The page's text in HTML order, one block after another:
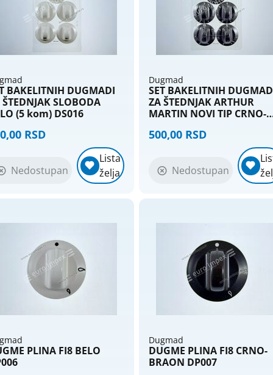
BAKELITNIH DUGMADI
ŠTEDNJAK SLOBODA
(5 kom) DS016
RSD
Nedostupan
Lista
želja
Dugmad
SET BAKELITNIH
ZA ŠTEDNJAK ARTHUR
MARTIN NOVI TIP CRNO-
500,00 RSD
Nedostupan
PLINA FI8 BELO
Dugmad
DUGME PLINA FI8 CRNO-
BRAON DP007